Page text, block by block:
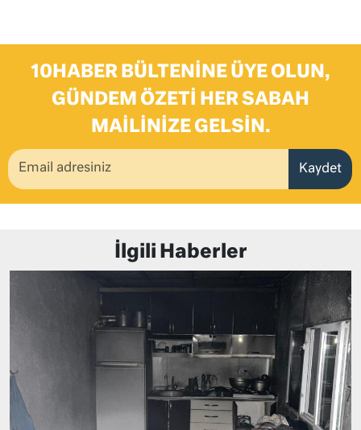
10HABER BÜLTENINE ÜYE OLUN,
GÜNDEM ÖZETI HER SABAH
MAILINIZE GELSIN.
Kaydet
İlgili Haberler